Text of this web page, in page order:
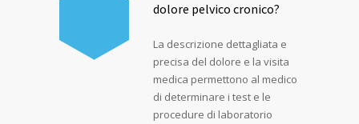
dolore pelvico cronico?
La descrizione dettagliata e
precisa del dolore e la visita
medica permettono al medico
di determinare i test e le
procedure di laboratorio